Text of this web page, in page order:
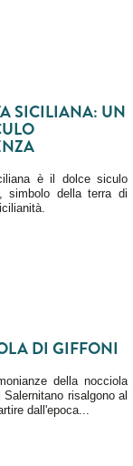
SICILIANA: UN
è il dolce siculo
simbolo della terra di
DI GIFFONI
della nocciola
risalgono al
dall'epoca...